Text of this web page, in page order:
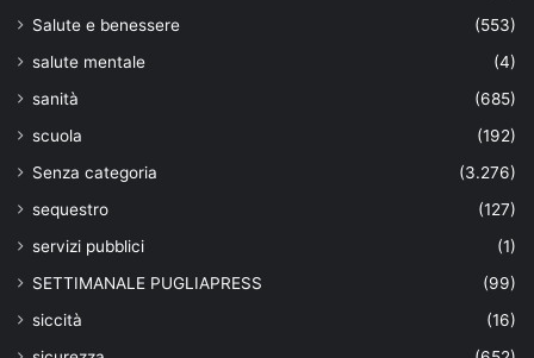
Salute e benessere
(553)
salute mentale
(4)
sanità
(685)
scuola
(192)
Senza categoria
(3.276)
sequestro
(127)
servizi pubblici
(1)
SETTIMANALE PUGLIAPRESS
(99)
siccità
(16)